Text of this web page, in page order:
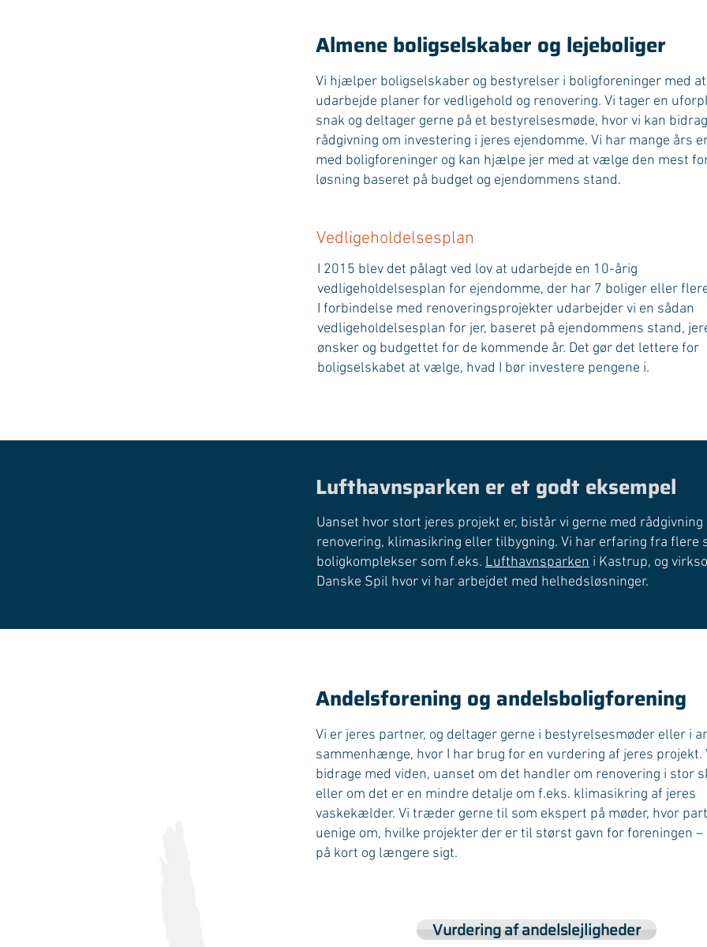
Almene boligselskaber og lejeboliger
Vi hjælper boligselskaber og bestyrelser i boligforeninger med at
udarbejde planer for vedligehold og renovering. Vi tager en
snak og deltager gerne på et bestyrelsesmøde, hvor vi kan
rådgivning om investering i jeres ejendomme. Vi har mange års
med boligforeninger og kan hjælpe jer med at vælge den mest
løsning baseret på budget og ejendommens stand.
Vedligeholdelsesplan
I 2015 blev det pålagt ved lov at udarbejde en 10-årig
vedligeholdelsesplan for ejendomme, der har 7 boliger eller
I forbindelse med renoveringsprojekter udarbejder vi en sådan
vedligeholdelsesplan for jer, baseret på ejendommens stand,
ønsker og budgettet for de kommende år. Det gør det lettere for
boligselskabet at vælge, hvad I bør investere pengene i.
Lufthavnsparken er et godt eksempel
Uanset hvor stort jeres projekt er, bistår vi gerne med rådgivning
renovering, klimasikring eller tilbygning. Vi har erfaring fra flere
boligkomplekser som f.eks. Lufthavnsparken i Kastrup, og
Danske Spil hvor vi har arbejdet med helhedsløsninger.
Andelsforening og andelsboligforening
Vi er jeres partner, og deltager gerne i bestyrelsesmøder eller i
sammenhænge, hvor I har brug for en vurdering af jeres projekt.
bidrage med viden, uanset om det handler om renovering i stor
eller om det er en mindre detalje om f.eks. klimasikring af jeres
vaskekælder. Vi træder gerne til som ekspert på møder, hvor
uenige om, hvilke projekter der er til størst gavn for foreningen –
på kort og længere sigt.
Vurdering af andelslejligheder